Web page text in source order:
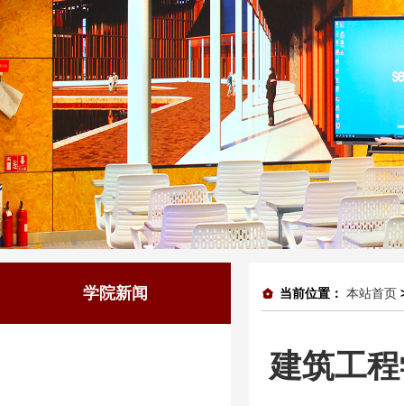
学院新闻 当前位置： 本站首页
建筑工